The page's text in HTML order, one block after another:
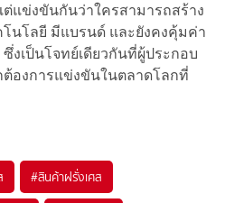
ต่แข่งขันกันว่าใครสามารถสร้าง
นโลยี มีแบรนด์ และยังคงคุ้มค่า
งเป็นโจทย์เดียวกันที่ผู้ประกอบ
ต้องการแข่งขันในตลาดโลกที่
#สินค้าฝรั่งเศส